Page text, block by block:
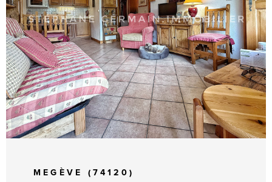
MEGÈVE (74120)
VOIR LE BIEN